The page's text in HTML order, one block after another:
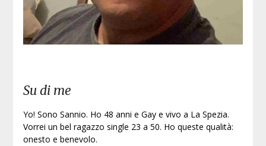
Su di me
Yo! Sono Sannio. Ho 48 anni e Gay e vivo a La Spezia.
Vorrei un bel ragazzo single 23 a 50. Ho queste qualità:
onesto e benevolo.